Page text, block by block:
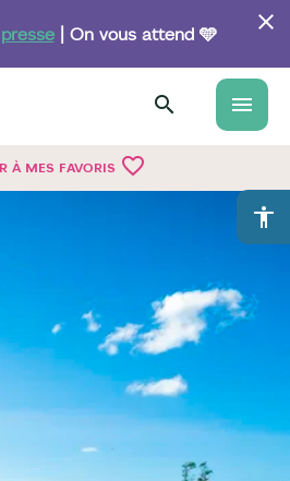
| On vous attend 🩵
menu
À MES FAVORIS favorite_border
accessibility